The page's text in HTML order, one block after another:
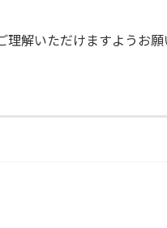
解いただけますようお願